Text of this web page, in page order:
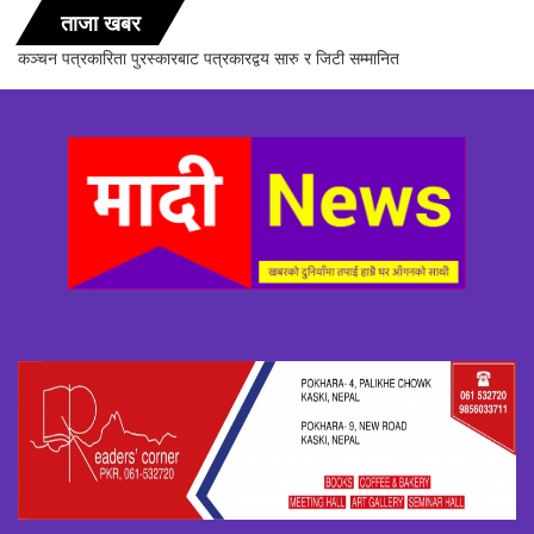
ताजा खबर
सञ्चारिका समूह गण्डकीद्धारा ‘सञ्चारमा क्वान्टम हिलिङको महत्त्व’ विषयक अन्तरक्रिया